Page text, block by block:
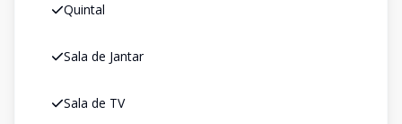
Quintal
Sala de Jantar
Sala de TV